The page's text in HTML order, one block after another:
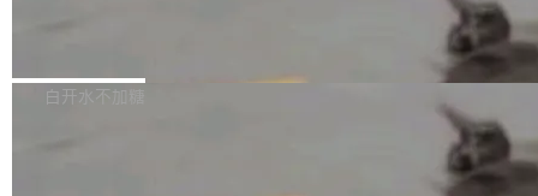
高质量游戏...
式2.0，可根据不同使用场景释放处理器潜力，
过 1528 名开发者，85% 说 AI 把瓶颈从写代码
数据库，有一个图形后端。作为一个原生的 Gra
白开水不加糖